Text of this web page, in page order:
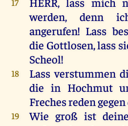
17
werden, denn
angerufen! Lass
die Gottlosen, lass
Scheol!
18 Lassverstummen
die in Hochmut
Frechesredengegen
19 Wie groß ist deine